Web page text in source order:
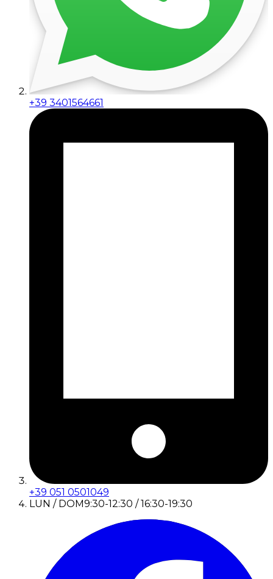
+39 3401564661
+39 051 0501049
LUN / DOM9:30-12:30 / 16:30-19:30